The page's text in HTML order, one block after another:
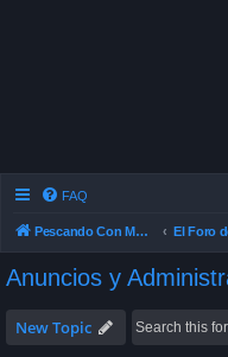
FAQ
Pescando Con Mosca
Anuncios y
New Topic